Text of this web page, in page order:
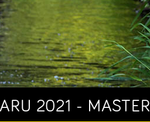
2021 - MASTER